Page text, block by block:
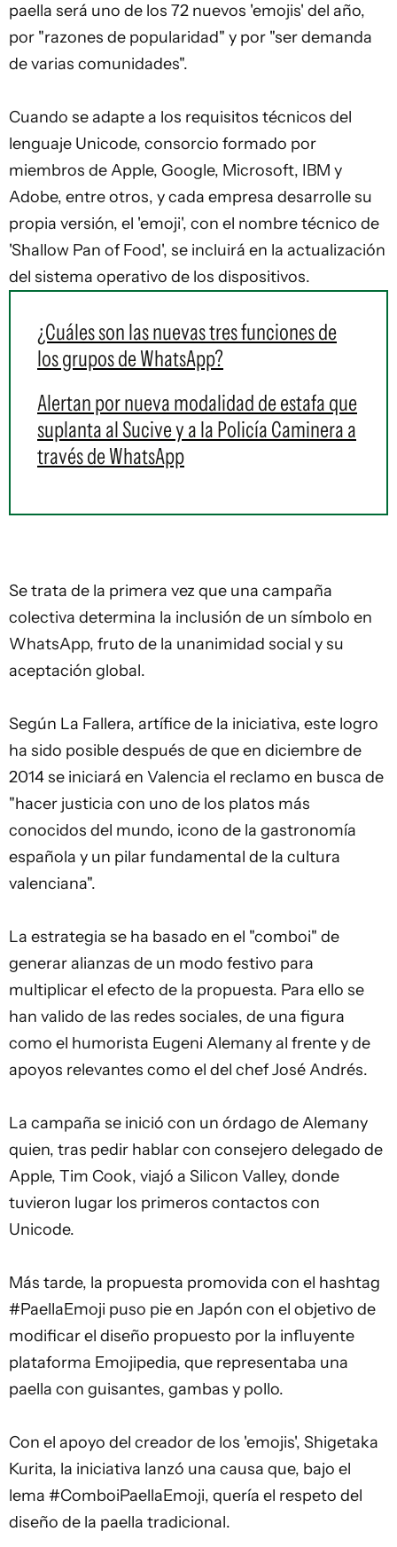
paella será uno de los 72 nuevos 'emojis' del año,
por "razones de popularidad" y por "ser demanda
de varias comunidades".
Cuando se adapte a los requisitos técnicos del
lenguaje Unicode, consorcio formado por
miembros de Apple, Google, Microsoft, IBM y
Adobe, entre otros, y cada empresa desarrolle su
propia versión, el 'emoji', con el nombre técnico de
'Shallow Pan of Food', se incluirá en la actualización
del sistema operativo de los dispositivos.
¿Cuáles son las nuevas tres funciones de
los grupos de WhatsApp?
Alertan por nueva modalidad de estafa que
suplanta al Sucive y a la Policía Caminera a
través de WhatsApp
Se trata de la primera vez que una campaña
colectiva determina la inclusión de un símbolo en
WhatsApp, fruto de la unanimidad social y su
aceptación global.
Según La Fallera, artífice de la iniciativa, este logro
ha sido posible después de que en diciembre de
2014 se iniciará en Valencia el reclamo en busca de
"hacer justicia con uno de los platos más
conocidos del mundo, icono de la gastronomía
española y un pilar fundamental de la cultura
valenciana".
La estrategia se ha basado en el "comboi" de
generar alianzas de un modo festivo para
multiplicar el efecto de la propuesta. Para ello se
han valido de las redes sociales, de una figura
como el humorista Eugeni Alemany al frente y de
apoyos relevantes como el del chef José Andrés.
La campaña se inició con un órdago de Alemany
quien, tras pedir hablar con consejero delegado de
Apple, Tim Cook, viajó a Silicon Valley, donde
tuvieron lugar los primeros contactos con
Unicode.
Más tarde, la propuesta promovida con el hashtag
#PaellaEmoji puso pie en Japón con el objetivo de
modificar el diseño propuesto por la influyente
plataforma Emojipedia, que representaba una
paella con guisantes, gambas y pollo.
Con el apoyo del creador de los 'emojis', Shigetaka
Kurita, la iniciativa lanzó una causa que, bajo el
lema #ComboiPaellaEmoji, quería el respeto del
diseño de la paella tradicional.